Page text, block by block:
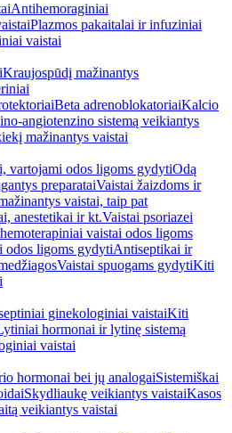
Antihemoraginiai
Plazmos pakaitalai ir infuziniai
vaistai
Kraujospūdį mažinantys
Beta adrenoblokatoriaiKalcio
angiotenzino sistemą veikiantys
mažinantys vaistai
vartojami odos ligoms gydytiOdą
preparataiVaistai žaizdoms ir
vaistai, taip pat
anestetikai ir kt.Vaistai psoriazei
vaistai odos ligoms
odos ligoms gydytiAntiseptikai ir
Vaistai spuogams gydytiKiti
ginekologiniai vaistaiKiti
hormonai ir lytinę sistemą
vaistai
hormonai bei jų analogaiSistemiškai
Skydliaukę veikiantys vaistaiKasos
veikiantys vaistai